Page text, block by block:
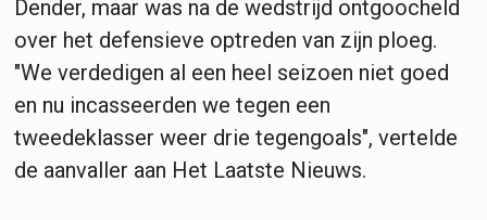
Dender, maar was na de wedstrijd ontgoocheld
over het defensieve optreden van zijn ploeg.
"We verdedigen al een heel seizoen niet goed
en nu incasseerden we tegen een
tweedeklasser weer drie tegengoals", vertelde
de aanvaller aan Het Laatste Nieuws.